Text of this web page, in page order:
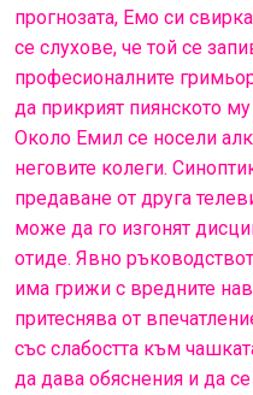
прогнозата, Емо си
се слухове, че той се
професионалните
да прикрият пиянското
Около Емил се носели
неговите колеги.
предаване от друга
може да го изгонят
отиде. Явно
има грижи с вредните
притеснява от
със слабостта към
да дава обяснения и да